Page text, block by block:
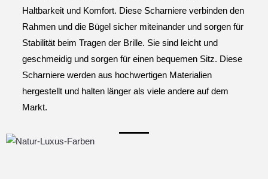
Haltbarkeit und Komfort. Diese Scharniere verbinden den
Rahmen und die Bügel sicher miteinander und sorgen für
Stabilität beim Tragen der Brille. Sie sind leicht und
geschmeidig und sorgen für einen bequemen Sitz. Diese
Scharniere werden aus hochwertigen Materialien
hergestellt und halten länger als viele andere auf dem
Markt.